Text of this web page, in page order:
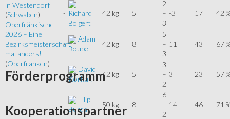
- Richard
Bolgert
42 kg 5
2
–
3
-3 17 42
-
Adam
Boubel
42 kg 8
5
–
3
11 43 67
-
David
Koritak
42 kg 5
3
–
2
3 23 57
-
Filip
Burda
50 kg 8
6
–
2
14 46 71
in Westendorf
(Schwaben)
Oberfränkische
2026 – Eine
Bezirksmeisterschaft
mal anders!
(Oberfranken)
Förderprogramm
Kooperationspartner